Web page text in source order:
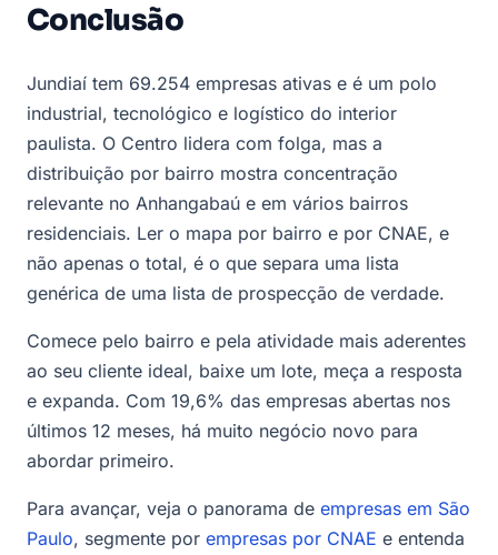
Conclusão
Jundiaí tem 69.254 empresas ativas e é um polo
industrial, tecnológico e logístico do interior
paulista. O Centro lidera com folga, mas a
distribuição por bairro mostra concentração
relevante no Anhangabaú e em vários bairros
residenciais. Ler o mapa por bairro e por CNAE, e
não apenas o total, é o que separa uma lista
genérica de uma lista de prospecção de verdade.
Comece pelo bairro e pela atividade mais aderentes
ao seu cliente ideal, baixe um lote, meça a resposta
e expanda. Com 19,6% das empresas abertas nos
últimos 12 meses, há muito negócio novo para
abordar primeiro.
Para avançar, veja o panorama de empresas em São
Paulo, segmente por empresas por CNAE e entenda